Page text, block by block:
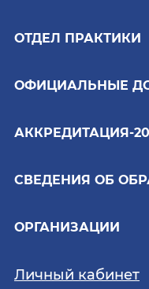
ОТДЕЛ ПРАКТИКИ
ОФИЦИАЛЬНЫЕ
АККРЕДИТАЦИЯ-
СВЕДЕНИЯ ОБ
ОРГАНИЗАЦИИ
Личный кабинет